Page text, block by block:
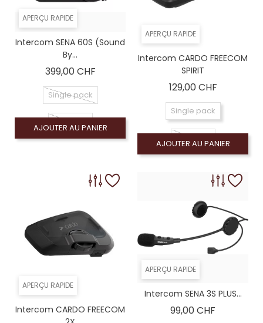
APERÇU RAPIDE
Intercom SENA 60S (sound
By...
399,00 CHFPrix
Single pack
AJOUTER AU PANIER
APERÇU RAPIDE
Intercom CARDO FREECOM
SPIRIT
129,00 CHFPrix
Single pack
AJOUTER AU PANIER
APERÇU RAPIDE
Intercom CARDO FREECOM
APERÇU RAPIDE
Intercom SENA 3S PLUS...
99,00 CHF